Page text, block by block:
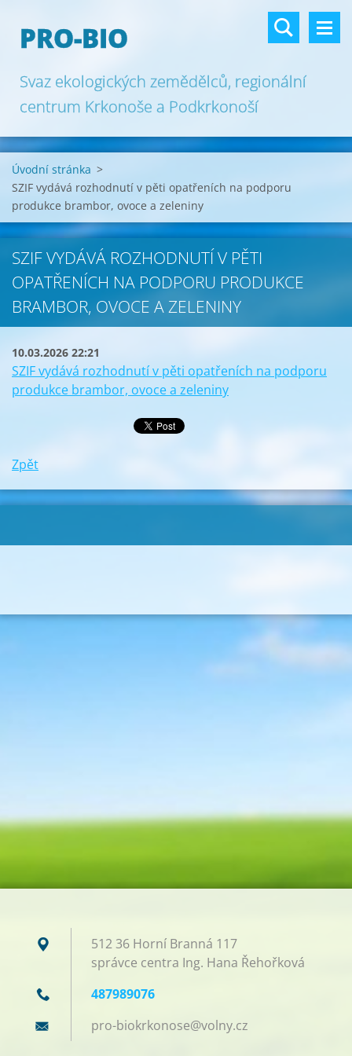
PRO-BIO
Svaz ekologických zemědělců, regionální
centrum Krkonoše a Podkrkonoší
Úvodní stránka >
SZIF vydává rozhodnutí v pěti opatřeních na podporu
produkce brambor, ovoce a zeleniny
SZIF VYDÁVÁ ROZHODNUTÍ V PĚTI
OPATŘENÍCH NA PODPORU PRODUKCE
BRAMBOR, OVOCE A ZELENINY
10.03.2026 22:21
SZIF vydává rozhodnutí v pěti opatřeních na podporu
produkce brambor, ovoce a zeleniny
Zpět
512 36 Horní Branná 117
správce centra Ing. Hana Řehořková
487989076
pro-biokrkonose@volny.cz